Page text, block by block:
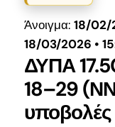
Άνοιγμα: 18/02/
18/03/2026 •
ΔΥΠΑ
18–29